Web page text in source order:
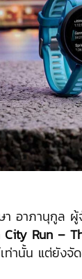
อาภานุกูล ผู้
City Run –
ท่านั้น แต่ยังจั